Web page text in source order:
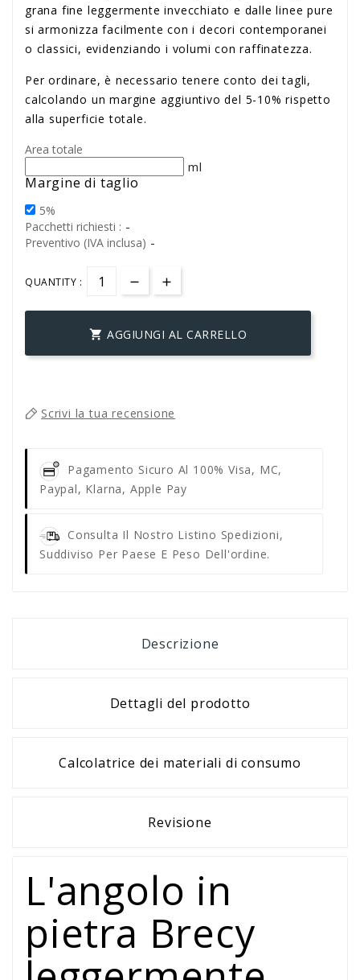
grana fine leggermente invecchiato e dalle linee pure
si armonizza facilmente con i decori contemporanei
o classici, evidenziando i volumi con raffinatezza.
Per ordinare, è necessario tenere conto dei tagli,
calcolando un margine aggiuntivo del 5-10% rispetto
alla superficie totale.
Area totale
ml
Margine di taglio
5%
Pacchetti richiesti : -
Preventivo (IVA inclusa) -
QUANTITY :
 AGGIUNGI AL CARRELLO
Scrivi la tua recensione
Pagamento Sicuro Al 100%Visa, MC,
Paypal, Klarna, Apple Pay
Consulta Il Nostro Listino Spedizioni,
Suddiviso Per Paese E Peso Dell'ordine.
Descrizione
Dettagli del prodotto
Calcolatrice dei materiali di consumo
Revisione
L'angolo in
pietra Brecy